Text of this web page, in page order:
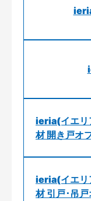
ieria(イエリ
材 開き戸オ
ieria(イエリ
材 引戸･吊